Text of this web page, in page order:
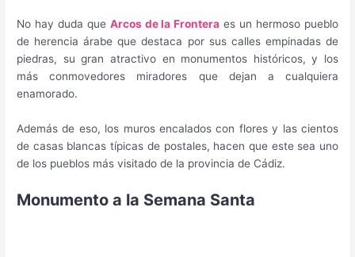
No hay duda que Arcos de la Frontera es un hermoso pueblo
de herencia árabe que destaca por sus calles empinadas de
piedras, su gran atractivo en monumentos históricos, y los
más conmovedores miradores que dejan a cualquiera
enamorado.
Además de eso, los muros encalados con flores y las cientos
de casas blancas típicas de postales, hacen que este sea uno
de los pueblos más visitado de la provincia de Cádiz.
Monumento a la Semana Santa